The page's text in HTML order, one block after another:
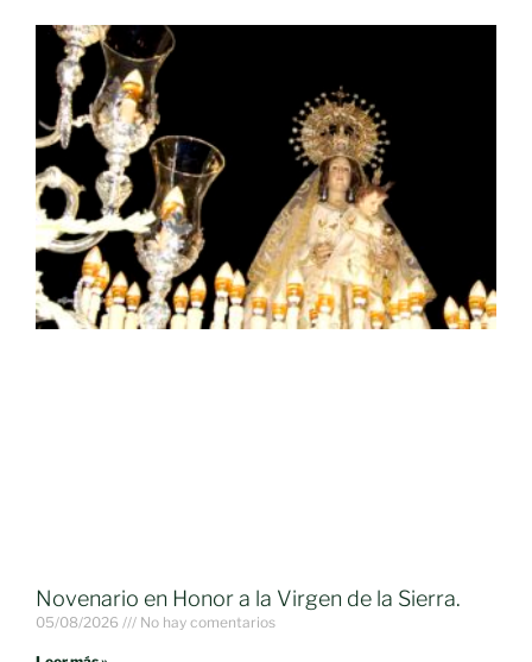
Novenario en Honor a la Virgen de la Sierra.
05/08/2026 No hay comentarios